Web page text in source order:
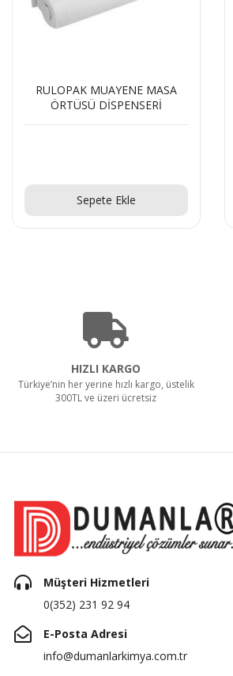
RULOPAK MODERN C KAT
HAVLU DİSPENSERİ 200 LÜ
Sepete Ekle
HIZLI KARGO
Türkiye’nin her yerine hızlı kargo, üstelik
300TL ve üzeri ücretsiz
Müşteri Hizmetleri
0(352) 231 92 94
E-Posta Adresi
info@dumanlarkimya.com.tr